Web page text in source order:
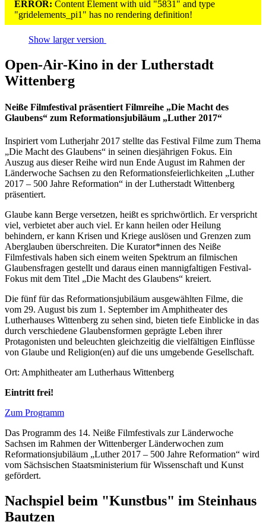
ERROR: Content Element with uid "5831" and type
"gridelements_pi1" has no rendering definition!
Show larger version
Open-Air-Kino in der Lutherstadt
Wittenberg
Neiße Filmfestival präsentiert Filmreihe „Die Macht des
Glaubens“ zum Reformationsjubiläum „Luther 2017“
Inspiriert vom Lutherjahr 2017 stellte das Festival Filme zum Thema
„Die Macht des Glaubens“ in seinen diesjährigen Fokus. Ein
Auszug aus dieser Reihe wird nun Ende August im Rahmen der
Länderwoche Sachsen zu den Reformationsfeierlichkeiten „Luther
2017 – 500 Jahre Reformation“ in der Lutherstadt Wittenberg
präsentiert.
Glaube kann Berge versetzen, heißt es sprichwörtlich. Er verspricht
viel, verbietet aber auch viel. Er kann heilen oder Heilung
behindern, er kann Krisen und Kriege auslösen und Grenzen zum
Aberglauben überschreiten. Die Kurator*innen des Neiße
Filmfestivals haben sich einem weiten Spektrum an filmischen
Glaubensfragen gestellt und daraus einen mannigfaltigen Festival-
Fokus mit dem Titel „Die Macht des Glaubens“ kreiert.
Die fünf für das Reformationsjubiläum ausgewählten Filme, die
vom 29. August bis zum 1. September im Amphitheater des
Lutherhauses Wittenberg zu sehen sind, bieten tiefe Einblicke in das
durch verschiedene Glaubensformen geprägte Leben ihrer
Protagonisten und beleuchten gleichzeitig die vielfältigen Einflüsse
von Glaube und Religion(en) auf die uns umgebende Gesellschaft.
Ort: Amphitheater am Lutherhaus Wittenberg
Eintritt frei!
Zum Programm
Das Programm des 14. Neiße Filmfestivals zur Länderwoche
Sachsen im Rahmen der Wittenberger Länderwochen zum
Reformationsjubiläum „Luther 2017 – 500 Jahre Reformation“ wird
vom Sächsischen Staatsministerium für Wissenschaft und Kunst
gefördert.
Nachspiel beim "Kunstbus" im Steinhaus
Bautzen